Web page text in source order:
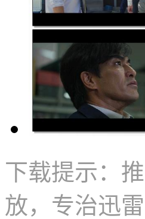
下载提示：
放，专治迅